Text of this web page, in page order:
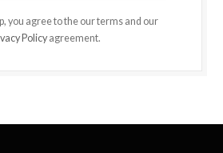
you agree to the our terms and our
Policy agreement.